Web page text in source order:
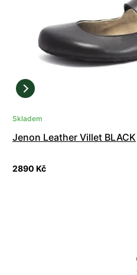
Skladem
Jenon Leather Villet BLACK
2890 Kč